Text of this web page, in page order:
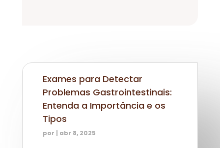
Exames para Detectar
Problemas Gastrointestinais:
Entenda a Importância e os
Tipos
por | abr 8, 2025